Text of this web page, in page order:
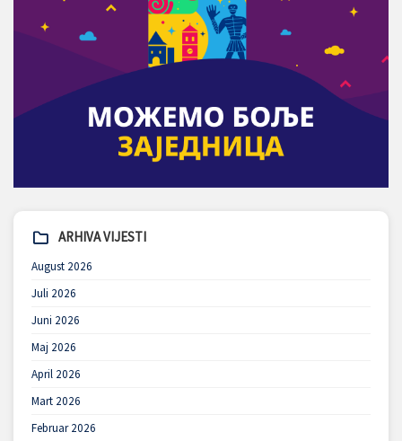
ARHIVA VIJESTI
August 2026
Juli 2026
Juni 2026
Maj 2026
April 2026
Mart 2026
Februar 2026